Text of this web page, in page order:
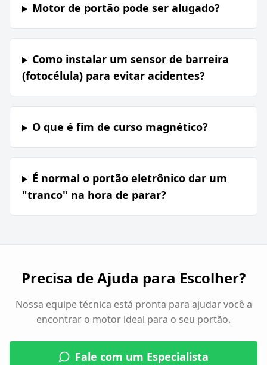
Motor de portão pode ser alugado?
Como instalar um sensor de barreira
(fotocélula) para evitar acidentes?
O que é fim de curso magnético?
É normal o portão eletrônico dar um
"tranco" na hora de parar?
Precisa de Ajuda para Escolher?
Nossa equipe técnica está pronta para ajudar você a
encontrar o motor ideal para o seu portão.
Fale com um Especialista